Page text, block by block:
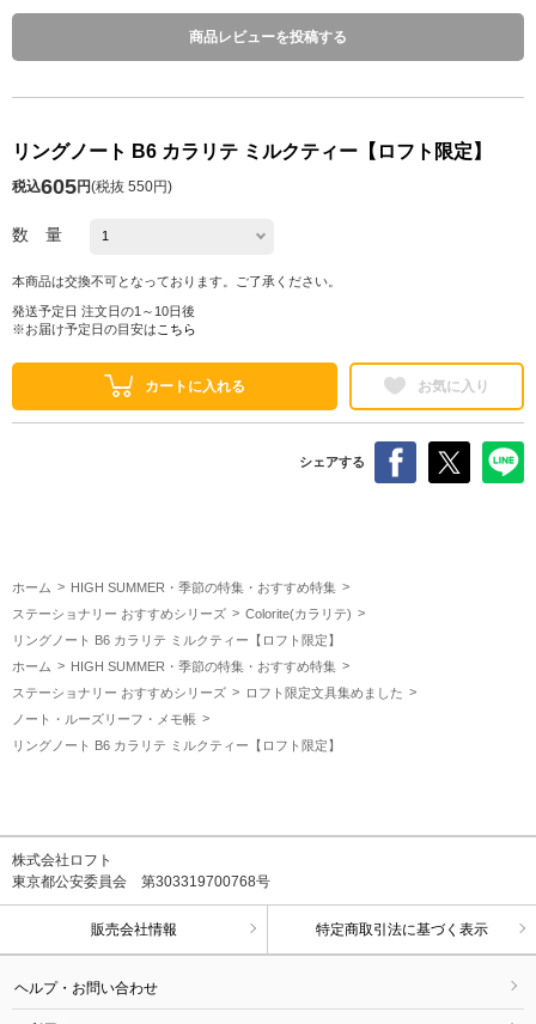
商品レビューを投稿する
リングノート B6 カラリテ ミルクティー【ロフト限定】
税込605円(税抜 550円)
数 量
本商品は交換不可となっております。ご了承ください。
発送予定日 注文日の1～10日後
※お届け予定日の目安は こちら
カートに入れる お気に入り
シェアする
ホーム
HIGH SUMMER・季節の特集・おすすめ特集
ステーショナリー おすすめシリーズ
Colorite(カラリテ)
リングノート B6 カラリテ ミルクティー【ロフト限定】
ホーム
HIGH SUMMER・季節の特集・おすすめ特集
ステーショナリー おすすめシリーズ
ロフト限定文具集めました
ノート・ルーズリーフ・メモ帳
リングノート B6 カラリテ ミルクティー【ロフト限定】
株式会社ロフト
東京都公安委員会 第303319700768号
販売会社情報 特定商取引法に基づく表示
ヘルプ・お問い合わせ